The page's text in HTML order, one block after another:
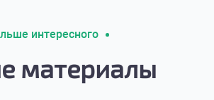
интересного
материалы